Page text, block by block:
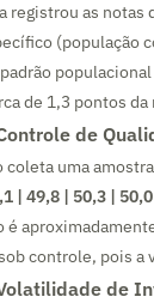
registrou as notas
(população
de 1,3 pontos
de
coleta uma
| 49,8 | 50,3 |
é
controle, pois a
de